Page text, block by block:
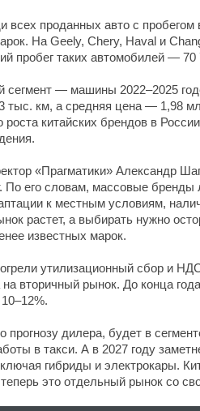
всех проданных авто с
На Geely, Chery, Haval и
пробег таких автомобилей — 70
сегмент — машины 2022–2025
тыс. км, а средняя цена — 1,98
роста китайских брендов в
«Прагматики» Александр
По его словам, массовые
к местным условиям,
растет, а выбирать нужно
известных марок.
утилизационный сбор и
вторичный рынок. До конца
прогнозу дилера, будет в
в такси. А в 2027 году
гибриды и электрокары.
это отдельный рынок со